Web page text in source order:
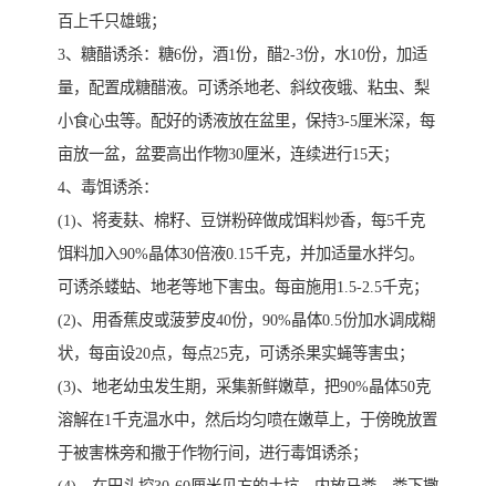
百上千只雄蛾；
3、糖醋诱杀：糖6份，酒1份，醋2-3份，水10份，加适
量，配置成糖醋液。可诱杀地老、斜纹夜蛾、粘虫、梨
小食心虫等。配好的诱液放在盆里，保持3-5厘米深，每
亩放一盆，盆要高出作物30厘米，连续进行15天；
4、毒饵诱杀：
(1)、将麦麸、棉籽、豆饼粉碎做成饵料炒香，每5千克
饵料加入90%晶体30倍液0.15千克，并加适量水拌匀。
可诱杀蝼蛄、地老等地下害虫。每亩施用1.5-2.5千克；
(2)、用香蕉皮或菠萝皮40份，90%晶体0.5份加水调成糊
状，每亩设20点，每点25克，可诱杀果实蝇等害虫；
(3)、地老幼虫发生期，采集新鲜嫩草，把90%晶体50克
溶解在1千克温水中，然后均匀喷在嫩草上，于傍晚放置
于被害株旁和撒于作物行间，进行毒饵诱杀；